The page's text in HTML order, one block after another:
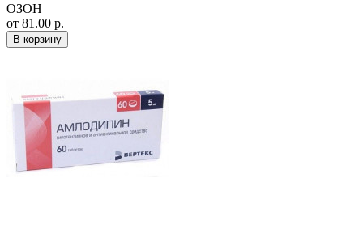
ОЗОН
от 81.00 р.
В корзину